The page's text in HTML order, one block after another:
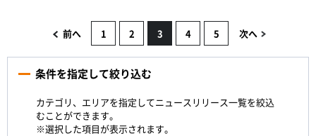
前へ 1 2 3 4 5 次へ
条件を指定して絞り込む
カテゴリ、エリアを指定してニュースリリース一覧を絞込
むことができます。
※選択した項目が表示されます。